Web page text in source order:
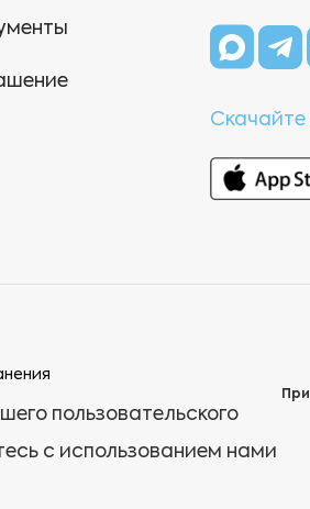
Скачайте
пользовательского
с использованием нами